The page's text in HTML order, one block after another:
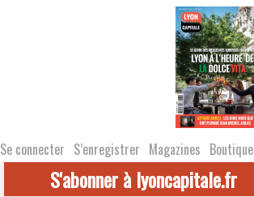
Se connecter S’enregistrer Magazines Boutique
S'abonner à lyoncapitale.fr